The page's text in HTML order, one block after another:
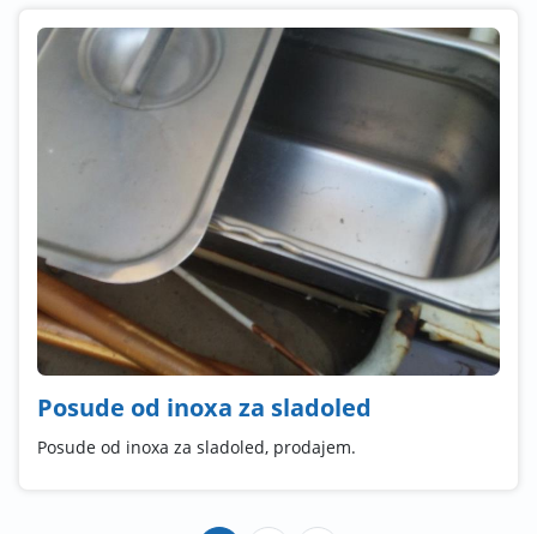
Posude od inoxa za sladoled
Posude od inoxa za sladoled, prodajem.